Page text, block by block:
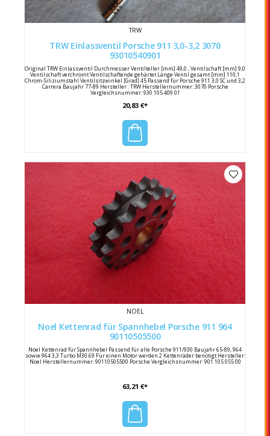
TRW
TRW Einlassventil Porsche 911 3,0-3,2 3070
93010540901
Original TRW Einlassventil Durchmesser Ventilteller [mm] 49,0 , Ventilschaft [mm] 9,0
Ventilschaft verchromt Ventilschaftende gehärtet Länge Ventil gesamt [mm] 110,1
Chrom-Siliziumstahl Ventilsitzwinkel [Grad] 45 Passend für Porsche 911 3,0 SC und 3,2
Carrera Baujahr 77-89 Hersteller : TRW Herstellernummer: 3070 Porsche
Vergleichsnummer: 930 105 409 01
20,83 €*
NOEL
Noel Kettenrad für Spannhebel Porsche 911 964
90110505500
Noel Kettenrad für Spannhebel Passend für alle Porsche 911/930 Baujahr 65-89, 964
sowie 964 3,3 Turbo M30.69 Für einen Motor werden 2 Kettenräder benötigt Hersteller:
Noel Herstellernummer: 90110505500 Porsche Vergleichsnummer: 901 105 055 00
63,21 €*